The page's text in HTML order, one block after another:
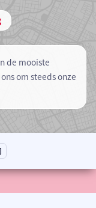
de mooiste
om steeds onze